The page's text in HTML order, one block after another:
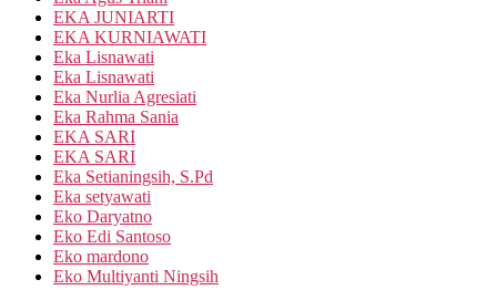
EKA JUNIARTI
EKA KURNIAWATI
Eka Lisnawati
Eka Lisnawati
Eka Nurlia Agresiati
Eka Rahma Sania
EKA SARI
EKA SARI
Eka Setianingsih, S.Pd
Eka setyawati
Eko Daryatno
Eko Edi Santoso
Eko mardono
Eko Multiyanti Ningsih